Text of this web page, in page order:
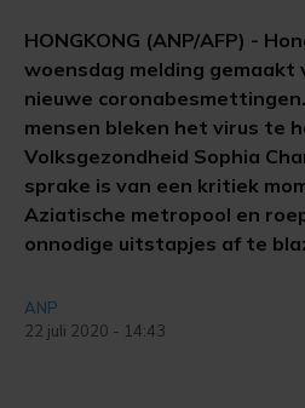
HONGKONG (ANP/AFP) -
woensdag melding gemaakt
nieuwe
mensen bleken het virus te
Volksgezondheid Sophia
sprake is van een kritiek
Aziatische metropool en
onnodige uitstapjes af te
ANP
22 juli 2020 - 14:43